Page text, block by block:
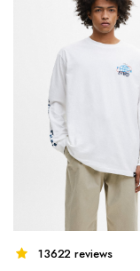
13622 reviews